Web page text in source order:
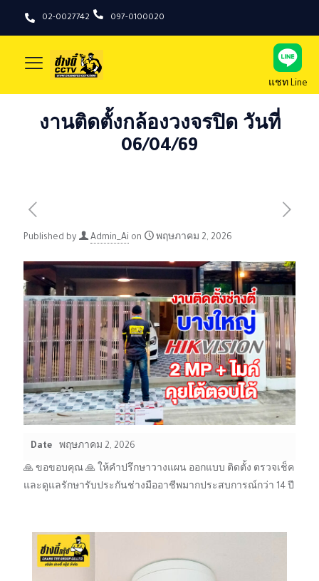
02-0027742 097-0100020
แชท Line
งานติดตั้งกล้องวงจรปิด วันที่
06/04/69
Published by Admin_Ai on พฤษภาคม 2, 2026
Date พฤษภาคม 2, 2026
🙏 ขอขอบคุณ 🙏 ให้คำปรึกษาวางแผน ออกแบบ ติดตั้ง ตรวจเช็ค
และดูแลรักษารับประกันช่างมืออาชีพมากประสบการณ์กว่า 14 ปี